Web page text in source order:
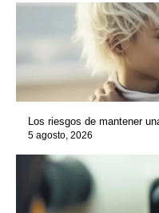
Los riesgos de mantener
5 agosto, 2026